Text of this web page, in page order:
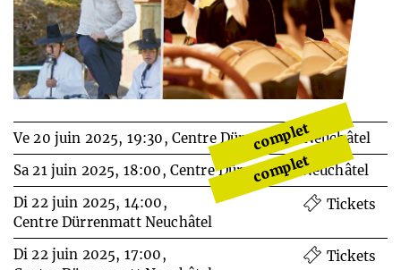
Ve 20 juin 2025, 19:30, Centre Dürrenmatt Neuchâtel
complet
Sa 21 juin 2025, 18:00, Centre Dürrenmatt Neuchâtel
complet
Di 22 juin 2025, 14:00,
Centre Dürrenmatt Neuchâtel
Tickets
Di 22 juin 2025, 17:00,
Tickets